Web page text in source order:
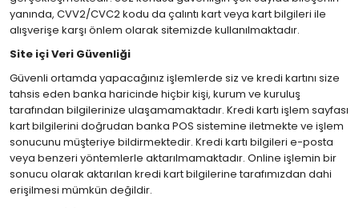
yanında, CVV2/CVC2 kodu da çalıntı kart veya kart bilgileri ile
alışverişe karşı önlem olarak sitemizde kullanılmaktadır.
Site içi Veri Güvenliği
Güvenli ortamda yapacağınız işlemlerde siz ve kredi kartını size
tahsis eden banka haricinde hiçbir kişi, kurum ve kuruluş
tarafından bilgilerinize ulaşamamaktadır. Kredi kartı işlem sayfası
kart bilgilerini doğrudan banka POS sistemine iletmekte ve işlem
sonucunu müşteriye bildirmektedir. Kredi kartı bilgileri e-posta
veya benzeri yöntemlerle aktarılmamaktadır. Online işlemin bir
sonucu olarak aktarılan kredi kart bilgilerine tarafımızdan dahi
erişilmesi mümkün değildir.